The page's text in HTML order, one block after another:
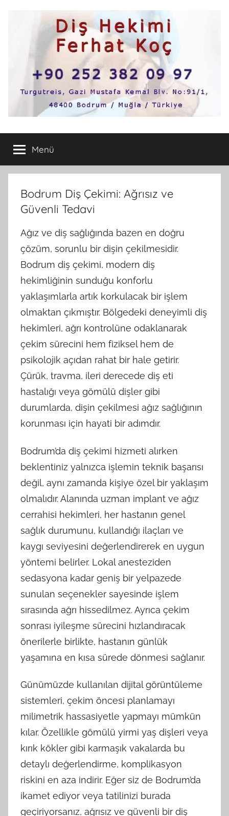
Bodrum
Diş
Hekimi
iyi
ve
tavsiye
edilen
hekimleri,diş
klinikleri
Menü
Bodrum Diş Çekimi: Ağrısız ve
Güvenli Tedavi
Ağız ve diş sağlığında bazen en doğru
çözüm, sorunlu bir dişin çekilmesidir.
Bodrum diş çekimi, modern diş
hekimliğinin sunduğu konforlu
yaklaşımlarla artık korkulacak bir işlem
olmaktan çıkmıştır. Bölgedeki deneyimli diş
hekimleri, ağrı kontrolüne odaklanarak
çekim sürecini hem fiziksel hem de
psikolojik açıdan rahat bir hale getirir.
Çürük, travma, ileri derecede diş eti
hastalığı veya gömülü dişler gibi
durumlarda, dişin çekilmesi ağız sağlığının
korunması için hayati bir adımdır.
Bodrum’da diş çekimi hizmeti alırken
beklentiniz yalnızca işlemin teknik başarısı
değil, aynı zamanda kişiye özel bir yaklaşım
olmalıdır. Alanında uzman implant ve ağız
cerrahisi hekimleri, her hastanın genel
sağlık durumunu, kullandığı ilaçları ve
kaygı seviyesini değerlendirerek en uygun
yöntemi belirler. Lokal anesteziden
sedasyona kadar geniş bir yelpazede
sunulan seçenekler sayesinde işlem
sırasında ağrı hissedilmez. Ayrıca çekim
sonrası iyileşme sürecini hızlandıracak
önerilerle birlikte, hastanın günlük
yaşamına en kısa sürede dönmesi sağlanır.
Günümüzde kullanılan dijital görüntüleme
sistemleri, çekim öncesi planlamayı
milimetrik hassasiyetle yapmayı mümkün
kılar. Özellikle gömülü yirmi yaş dişleri veya
kırık kökler gibi karmaşık vakalarda bu
detaylı değerlendirme, komplikasyon
riskini en aza indirir. Eğer siz de Bodrum’da
ikamet ediyor veya tatilinizi burada
geçiriyorsanız, ağrısız ve güvenli bir diş